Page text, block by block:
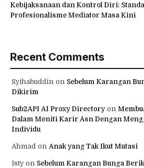
Kebijaksanaan dan Kontrol Diri:
Profesionalisme Mediator Masa Kini
Recent Comments
Syihabuddin on Sebelum Karangan
Dikirim
Sub2API AI Proxy Directoryon
Dalam Meniti Karir Asn Dengan
Individu
Ahmad on Anak yang Tak Ikut Mutasi
Istyon Sebelum Karangan Bunga